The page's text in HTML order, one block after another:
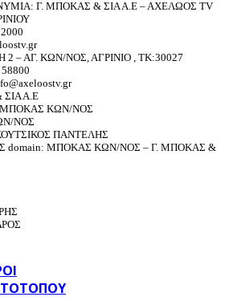
Γ. ΜΠΟΚΑΣ & ΣΙΑ Α.Ε – ΑΧΕΛΩΟΣ TV
– ΑΓ. ΚΩΝ/ΝΟΣ, ΑΓΡΙΝΙΟ , ΤΚ:30027
Α.Ε
ΚΩΝ/ΝΟΣ
ΝΟΣ
ΠΑΝΤΕΛΗΣ
domain: ΜΠΟΚΑΣ ΚΩΝ/ΝΟΣ – Γ. ΜΠΟΚΑΣ &